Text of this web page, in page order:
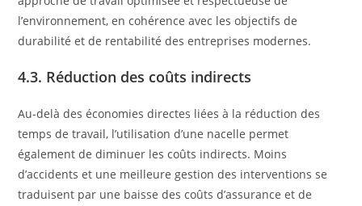
l’environnement, en cohérence avec les objectifs de
durabilité et de rentabilité des entreprises modernes.
4.3. Réduction des coûts indirects
Au-delà des économies directes liées à la réduction des
temps de travail, l’utilisation d’une nacelle permet
également de diminuer les coûts indirects. Moins
d’accidents et une meilleure gestion des interventions se
traduisent par une baisse des coûts d’assurance et de